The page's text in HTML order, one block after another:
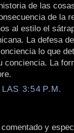
de las
de la
al estilo el
La defesa
lo que
conciencia. La
3:54 P.M.
y